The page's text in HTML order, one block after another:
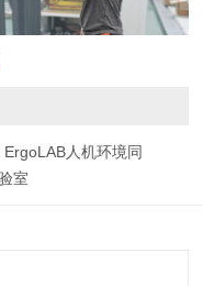
ErgoLAB人机环境同
室